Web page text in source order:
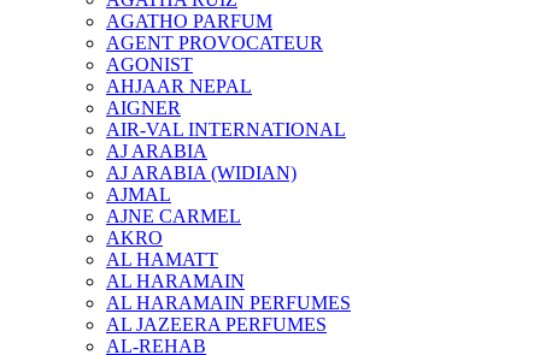
AGATHO PARFUM
AGENT PROVOCATEUR
AGONIST
AHJAAR NEPAL
AIGNER
AIR-VAL INTERNATIONAL
AJ ARABIA
AJ ARABIA (WIDIAN)
AJMAL
AJNE CARMEL
AKRO
AL HAMATT
AL HARAMAIN
AL HARAMAIN PERFUMES
AL JAZEERA PERFUMES
AL-REHAB